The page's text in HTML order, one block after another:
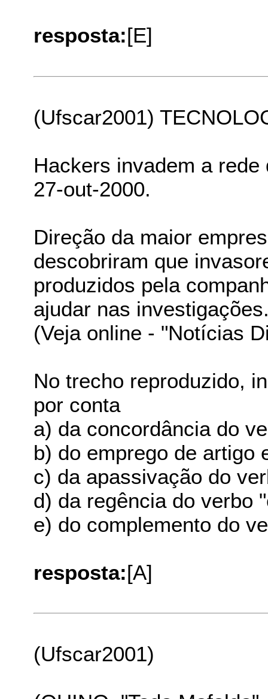
resposta:[E]
(Ufscar2001)
Hackers invadem a
27-out-2000.
Direção da maior
descobriram que
produzidos pela
ajudar nas
(Veja online - "Notícias
No trecho reproduzido,
por conta
a) da concordância do
b) do emprego de artigo
c) da apassivação do
d) da regência do verbo
e) do complemento do
resposta:[A]
(Ufscar2001)